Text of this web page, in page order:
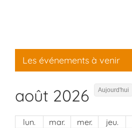
Les événements à venir
août 2026 Aujourd'hui
lun. mar. mer. jeu.